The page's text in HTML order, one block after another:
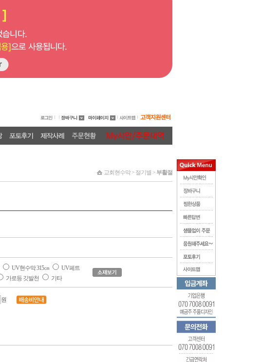
교회현수막 > 절기별 > 부활절
UV현수막 315㎝
UV페트
가로등 깃발천 기타
원